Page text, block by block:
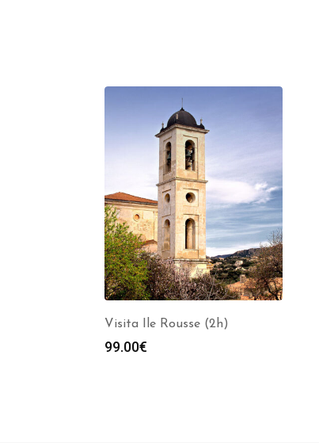
Visita Ile Rousse (2h)
99.00€